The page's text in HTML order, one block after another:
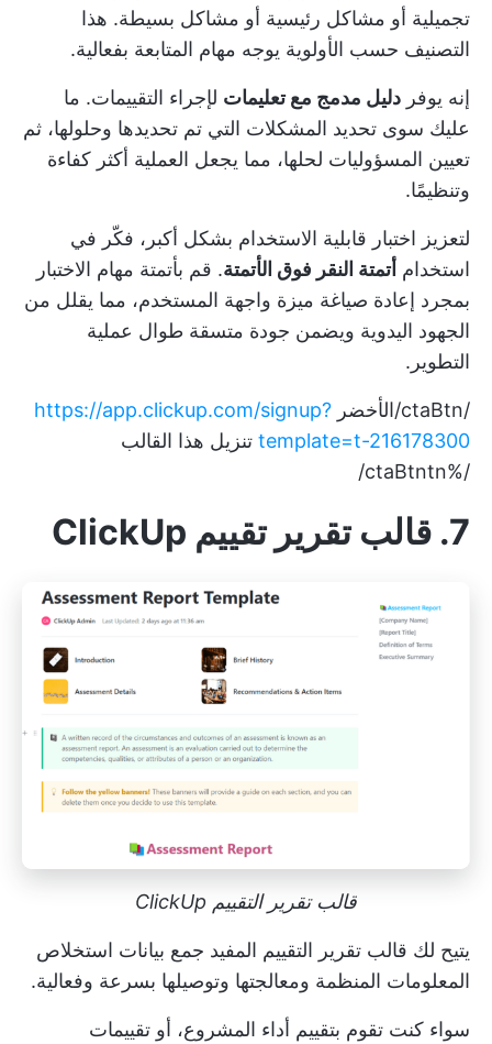
تجميلية أو مشاكل رئيسية أو مشاكل بسيطة. هذا
التصنيف حسب الأولوية يوجه مهام المتابعة بفعالية.
إنه يوفر دليل مدمج مع تعليمات لإجراء التقييمات. ما
عليك سوى تحديد المشكلات التي تم تحديدها وحلولها، ثم
تعيين المسؤوليات لحلها، مما يجعل العملية أكثر كفاءة
وتنظيمًا.
لتعزيز اختبار قابلية الاستخدام بشكل أكبر، فكّر في
استخدام أتمتة النقر فوق الأتمتة. قم بأتمتة مهام الاختبار
بمجرد إعادة صياغة ميزة واجهة المستخدم، مما يقلل من
الجهود اليدوية ويضمن جودة متسقة طوال عملية
التطوير.
/ctaBtn/الأخضر
https://app.clickup.com/signup?
template=t-216178300 تنزيل هذا القالب
/%ctaBtntn/
7. قالب تقرير تقييم ClickUp
قالب تقرير التقييم ClickUp
يتيح لك قالب تقرير التقييم المفيد جمع بيانات استخلاص
المعلومات المنظمة ومعالجتها وتوصيلها بسرعة وفعالية.
سواء كنت تقوم بتقييم أداء المشروع، أو تقييمات